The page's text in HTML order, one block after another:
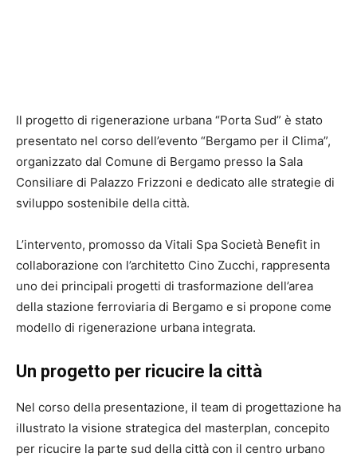
Il progetto di rigenerazione urbana “Porta Sud” è stato
presentato nel corso dell’evento “Bergamo per il Clima”,
organizzato dal Comune di Bergamo presso la Sala
Consiliare di Palazzo Frizzoni e dedicato alle strategie di
sviluppo sostenibile della città.
L’intervento, promosso da Vitali Spa Società Benefit in
collaborazione con l’architetto Cino Zucchi, rappresenta
uno dei principali progetti di trasformazione dell’area
della stazione ferroviaria di Bergamo e si propone come
modello di rigenerazione urbana integrata.
Un progetto per ricucire la città
Nel corso della presentazione, il team di progettazione ha
illustrato la visione strategica del masterplan, concepito
per ricucire la parte sud della città con il centro urbano